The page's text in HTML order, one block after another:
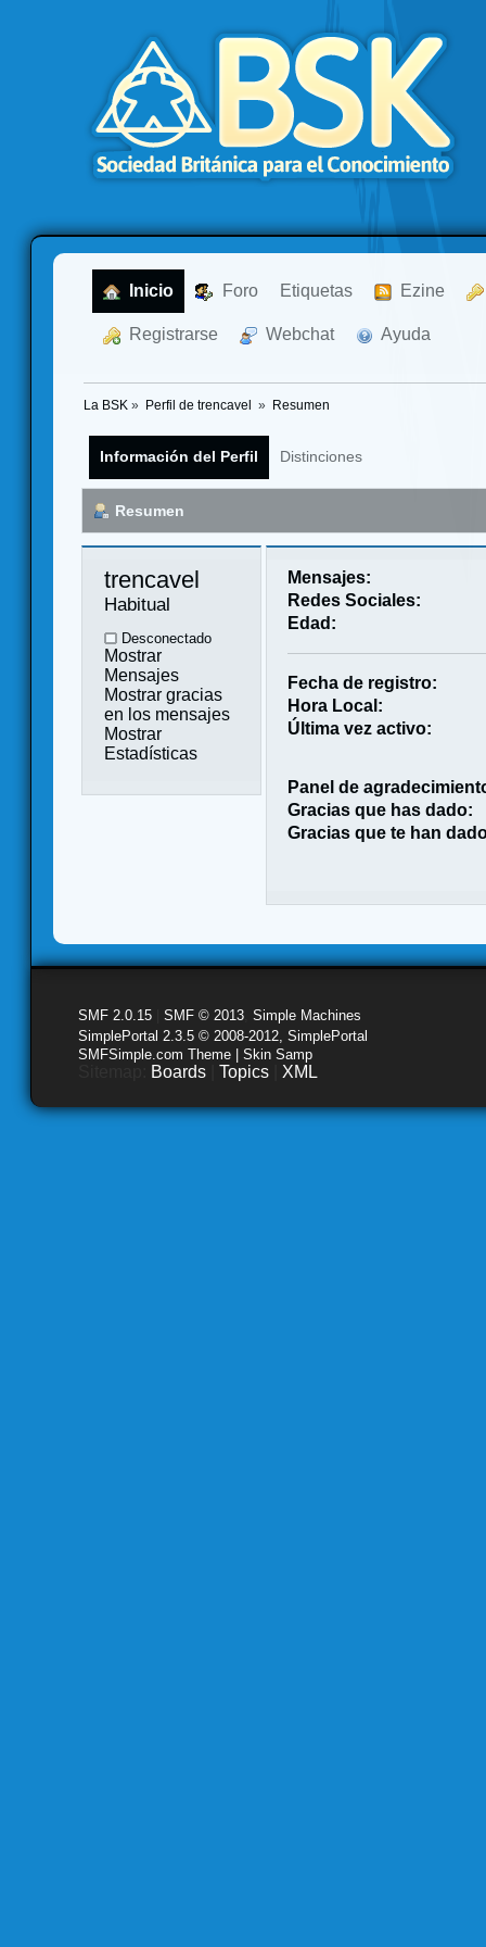
Inicio Foro Etiquetas Ezine
Registrarse Webchat Ayuda
La BSK » Perfil de trencavel » Resumen
Información del Perfil Distinciones
Resumen
trencavel
Habitual
Desconectado
Mostrar
Mensajes
Mostrar gracias
en los mensajes
Mostrar
Estadísticas
Mensajes:
Redes Sociales:
Edad:
Fecha de registro:
Hora Local:
Última vez activo:
Panel de
Gracias que has dado:
Gracias que te han
SMF 2.0.15 SMF © 2013 Simple Machines
SimplePortal 2.3.5 © 2008-2012, SimplePortal
SMFSimple.com Theme | Skin Samp
Boards Topics XML